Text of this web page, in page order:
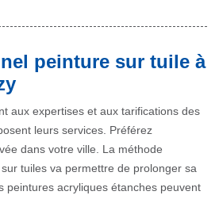
peinture sur tuile à
aux expertises et aux tarifications des
leurs services. Préférez
dans votre ville. La méthode
tuiles va permettre de prolonger sa
peintures acryliques étanches peuvent